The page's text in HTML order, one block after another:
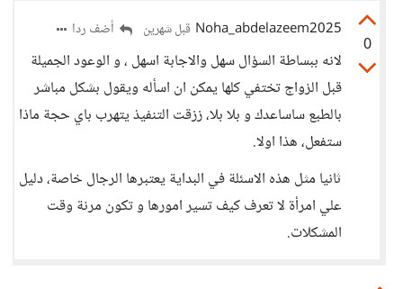
0
Noha_abdelazeem2025 قبل شهرين أضف ردا
لانه ببساطة السؤال سهل والاجابة اسهل ، و الوعود الجميلة
قبل الزواج تختفي كلها يمكن ان اسأله ويقول بشكل مباشر
بالطبع ساساعدك و بلا بلا، ززقت التنفيذ يتهرب باي حجة ماذا
ستفعل، هذا اولا.
ثانيا مثل هذه الاسئلة في البداية يعتبرها الرجال خاصة، دليل
علي امرأة لا تعرف كيف تسير امورها و تكون مرنة وقت
المشكلات.